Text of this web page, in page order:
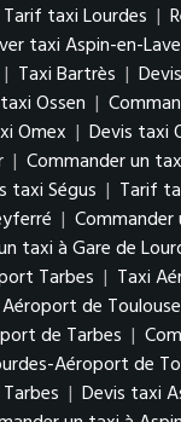
Tarif taxi Lourdes |
taxi Aspin-en-
| Taxi Bartrès |
Ossen |
Omex | Devis taxi
| Commander un
taxi Ségus | Tarif
|
taxi à Gare de
Tarbes | Taxi
de Toulouse
de Tarbes |
Aéroport de
| Devis taxi